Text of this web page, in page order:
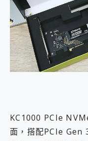
KC1000 PCIe
面，搭配PCIe Gen